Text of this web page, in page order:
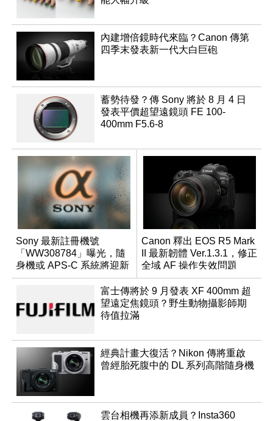
內建增倍鏡時代來臨？Canon 傳第
四季末發表新一代大白巨砲
蓄勢待發？傳 Sony 將於 8 月 4 日
發表平價超望遠鏡頭 FE 100-
400mm F5.6-8
Sony 最新註冊機號
「WW308784」曝光，隨
身機或 APS-C 系統將迎新
成員？
Canon 釋出 EOS R5 Mark
II 最新韌體 Ver.1.3.1，修正
全域 AF 操作失效問題
富士傳將於 9 月發表 XF 400mm 超
望遠定焦鏡頭？野生動物攝影師期
待值拉滿
經典計畫大復活？Nikon 傳將重啟
曾經胎死腹中的 DL 系列高階隨身機
雲台相機再添新成員？Insta360